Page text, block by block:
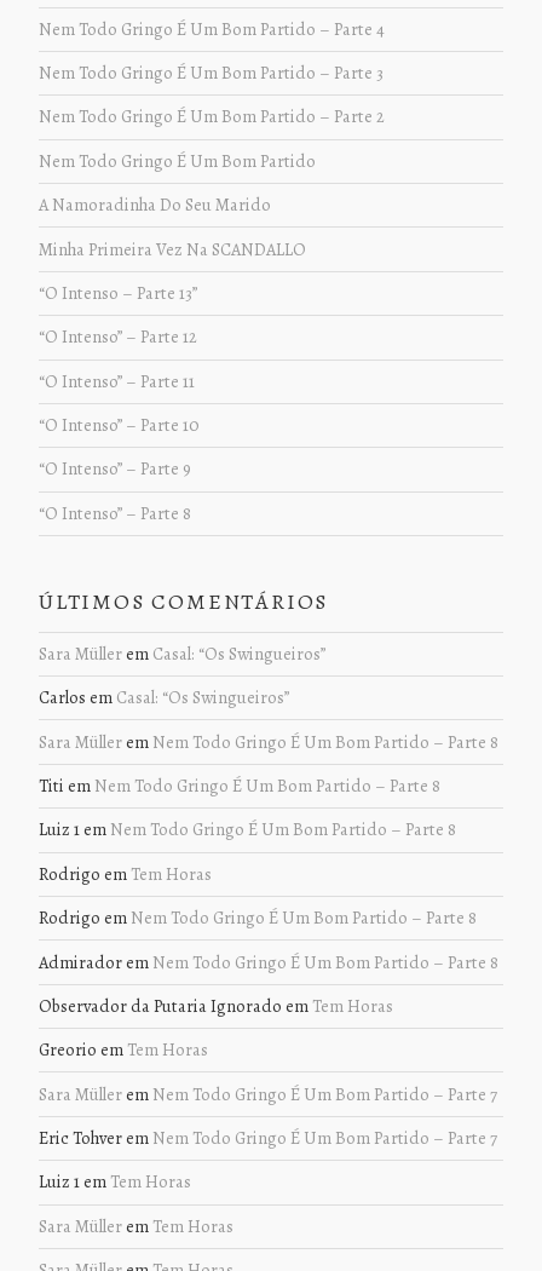
Nem Todo Gringo É Um Bom Partido – Parte 4
Nem Todo Gringo É Um Bom Partido – Parte 3
Nem Todo Gringo É Um Bom Partido – Parte 2
Nem Todo Gringo É Um Bom Partido
A Namoradinha Do Seu Marido
Minha Primeira Vez Na SCANDALLO
“O Intenso – Parte 13”
“O Intenso” – Parte 12
“O Intenso” – Parte 11
“O Intenso” – Parte 10
“O Intenso” – Parte 9
“O Intenso” – Parte 8
ÚLTIMOS COMENTÁRIOS
Sara Müllerem Casal: “Os Swingueiros”
Carlos em Casal: “Os Swingueiros”
Sara Müllerem Nem Todo Gringo É Um Bom Partido – Parte 8
Titi em Nem Todo Gringo É Um Bom Partido – Parte 8
Luiz 1em Nem Todo Gringo É Um Bom Partido – Parte 8
Rodrigo em Tem Horas
Rodrigo em Nem Todo Gringo É Um Bom Partido – Parte 8
Admiradorem Nem Todo Gringo É Um Bom Partido – Parte 8
Observador da Putaria Ignorado em Tem Horas
Greorio em Tem Horas
Sara Müllerem Nem Todo Gringo É Um Bom Partido – Parte 7
Eric Tohverem Nem Todo Gringo É Um Bom Partido – Parte 7
Luiz 1em Tem Horas
Sara Müllerem Tem Horas